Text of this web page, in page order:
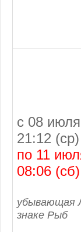
с 08
21:12 (ср)
по 11
08:06 (сб)
убывающая
знаке Рыб